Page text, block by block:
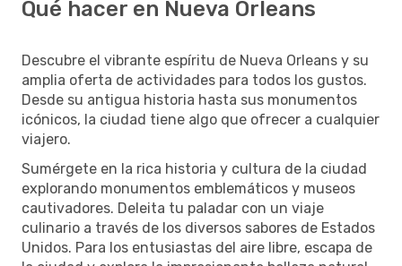
Qué hacer en Nueva Orleans
Descubre el vibrante espíritu de Nueva Orleans y su
amplia oferta de actividades para todos los gustos.
Desde su antigua historia hasta sus monumentos
icónicos, la ciudad tiene algo que ofrecer a cualquier
viajero.
Sumérgete en la rica historia y cultura de la ciudad
explorando monumentos emblemáticos y museos
cautivadores. Deleita tu paladar con un viaje
culinario a través de los diversos sabores de Estados
Unidos. Para los entusiastas del aire libre, escapa de